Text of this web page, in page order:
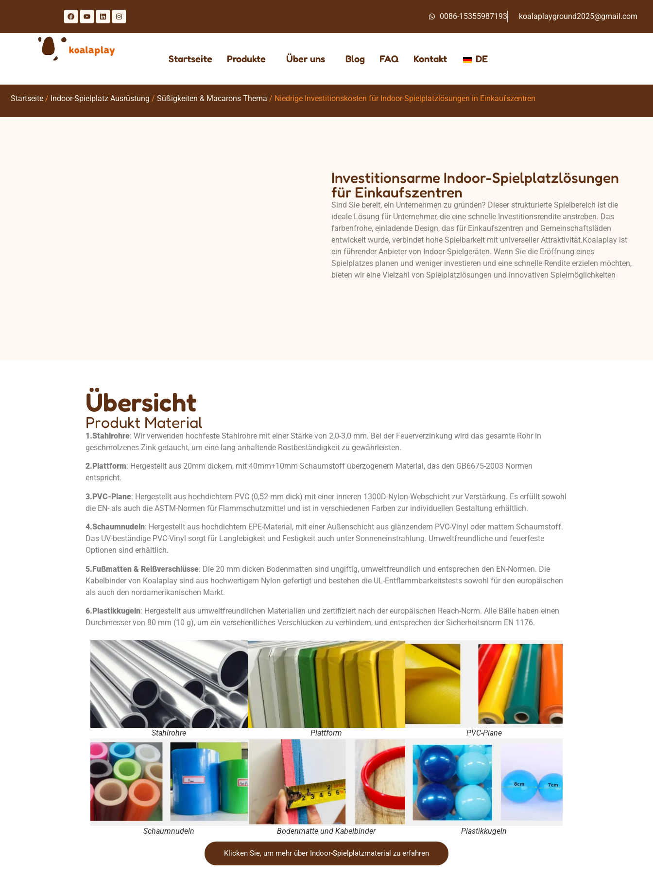
0086-15355987193 koalaplayground2025@gmail.com
Startseite Produkte Über uns Blog FAQ Kontakt DE
Startseite / Indoor-Spielplatz Ausrüstung / Süßigkeiten & Macarons Thema / Niedrige Investitionskosten für Indoor-Spielplatzlösungen in Einkaufszentren
Investitionsarme Indoor-Spielplatzlösungen
für Einkaufszentren
Sind Sie bereit, ein Unternehmen zu gründen? Dieser strukturierte Spielbereich ist die
ideale Lösung für Unternehmer, die eine schnelle Investitionsrendite anstreben. Das
farbenfrohe, einladende Design, das für Einkaufszentren und Gemeinschaftsläden
entwickelt wurde, verbindet hohe Spielbarkeit mit universeller Attraktivität.Koalaplay ist
ein führender Anbieter von Indoor-Spielgeräten. Wenn Sie die Eröffnung eines
Spielplatzes planen und weniger investieren und eine schnelle Rendite erzielen möchten,
bieten wir eine Vielzahl von Spielplatzlösungen und innovativen Spielmöglichkeiten
Übersicht
Produkt Material
1.Stahlrohre: Wir verwenden hochfeste Stahlrohre mit einer Stärke von 2,0-3,0 mm. Bei der Feuerverzinkung wird das gesamte Rohr in
geschmolzenes Zink getaucht, um eine lang anhaltende Rostbeständigkeit zu gewährleisten.
2. Plattform: Hergestellt aus 20mm dickem, mit 40mm+10mm Schaumstoff überzogenem Material, das den GB6675-2003 Normen
entspricht.
3.PVC-Plane: Hergestellt aus hochdichtem PVC (0,52 mm dick) mit einer inneren 1300D-Nylon-Webschicht zur Verstärkung. Es erfüllt sowohl
die EN- als auch die ASTM-Normen für Flammschutzmittel und ist in verschiedenen Farben zur individuellen Gestaltung erhältlich.
4.Schaumnudeln: Hergestellt aus hochdichtem EPE-Material, mit einer Außenschicht aus glänzendem PVC-Vinyl oder mattem Schaumstoff.
Das UV-beständige PVC-Vinyl sorgt für Langlebigkeit und Festigkeit auch unter Sonneneinstrahlung. Umweltfreundliche und feuerfeste
Optionen sind erhältlich.
5.Fußmatten & Reißverschlüsse: Die 20 mm dicken Bodenmatten sind ungiftig, umweltfreundlich und entsprechen den EN-Normen. Die
Kabelbinder von Koalaplay sind aus hochwertigem Nylon gefertigt und bestehen die UL-Entflammbarkeitstests sowohl für den europäischen
als auch den nordamerikanischen Markt.
6.Plastikkugeln: Hergestellt aus umweltfreundlichen Materialien und zertifiziert nach der europäischen Reach-Norm. Alle Bälle haben einen
Durchmesser von 80 mm (10 g), um ein versehentliches Verschlucken zu verhindern, und entsprechen der Sicherheitsnorm EN 1176.
Stahlrohre Plattform PVC-Plane
Schaumnudeln Bodenmatte und Kabelbinder Plastikkugeln
Klicken Sie, um mehr über Indoor-Spielplatzmaterial zu erfahren